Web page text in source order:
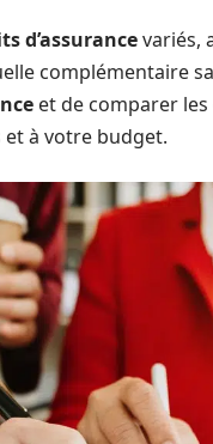
d’assurancevariés,
complémentaire
et de comparer les
à votre budget.